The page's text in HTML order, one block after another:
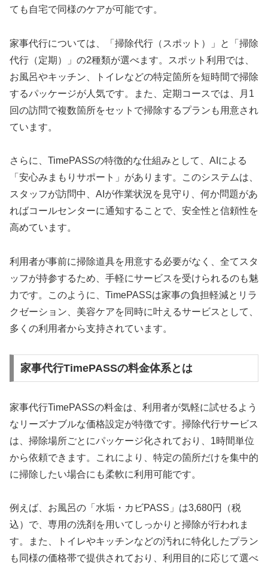
ても自宅で同様のケアが可能です。
家事代行については、「掃除代行（スポット）」と「掃除
代行（定期）」の2種類が選べます。スポット利用では、
お風呂やキッチン、トイレなどの特定箇所を短時間で掃除
するパッケージが人気です。また、定期コースでは、月1
回の訪問で複数箇所をセットで掃除するプランも用意され
ています。
さらに、TimePASSの特徴的な仕組みとして、AIによる
「安心みまもりサポート」があります。このシステムは、
スタッフが訪問中、AIが作業状況を見守り、何か問題があ
ればコールセンターに通知することで、安全性と信頼性を
高めています。
利用者が事前に掃除道具を用意する必要がなく、全てスタ
ッフが持参するため、手軽にサービスを受けられるのも魅
力です。このように、TimePASSは家事の負担軽減とリラ
クゼーション、美容ケアを同時に叶えるサービスとして、
多くの利用者から支持されています。
家事代行TimePASSの料金体系とは
家事代行TimePASSの料金は、利用者が気軽に試せるよう
なリーズナブルな価格設定が特徴です。掃除代行サービス
は、掃除場所ごとにパッケージ化されており、1時間単位
から依頼できます。これにより、特定の箇所だけを集中的
に掃除したい場合にも柔軟に利用可能です。
例えば、お風呂の「水垢・カビPASS」は3,680円（税
込）で、専用の洗剤を用いてしっかりと掃除が行われま
す。また、トイレやキッチンなどの汚れに特化したプラン
も同様の価格帯で提供されており、利用目的に応じて選べ